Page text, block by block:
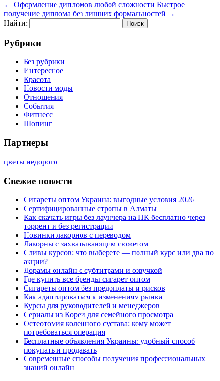
← Оформление дипломов любой сложности Быстрое
получение диплома без лишних формальностей →
Найти:
Рубрики
Без рубрики
Интересное
Красота
Новости моды
Отношения
События
Фитнесс
Шопинг
Партнеры
цветы недорого
Свежие новости
Сигареты оптом Украина: выгодные условия 2026
Сертифицированные стропы в Алматы
Как скачать игры без лаунчера на ПК бесплатно через
торрент и без регистрации
Новинки лакорнов с переводом
Лакорны с захватывающим сюжетом
Сливы курсов: что выберете — полный курс или два по
акции?
Дорамы онлайн с субтитрами и озвучкой
Где купить все бренды сигарет оптом
Сигареты оптом без предоплаты и рисков
Как адаптироваться к изменениям рынка
Курсы для руководителей и менеджеров
Сериалы из Кореи для семейного просмотра
Остеотомия коленного сустава: кому может
потребоваться операция
Бесплатные объявления Украины: удобный способ
покупать и продавать
Современные способы получения профессиональных
знаний онлайн